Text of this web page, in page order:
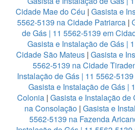
Cidade Mae do Céu | Gasista e
5562-5139 na Cidade Patriarca|
de Gás | 11 5562-5139 em
Gasista e Instalação de Gás |
Cidade São Mateus | Gasista e
5562-5139 na Cidade
Instalação de Gás | 11 5562-
Gasista e Instalação de Gás |
Colonia | Gasista e Instalação de
na Consolação | Gasista e
5562-5139 na Fazenda